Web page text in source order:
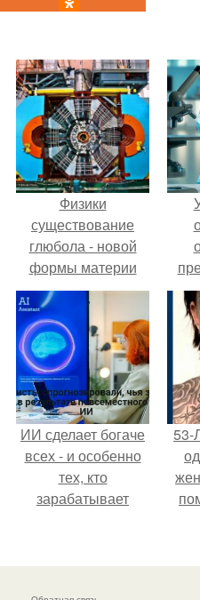
Физики
существование
глюбола - новой
формы материи
подтвердили.
ИИ сделает богаче
всех - и особенно
тех, кто
зарабатывает
53-